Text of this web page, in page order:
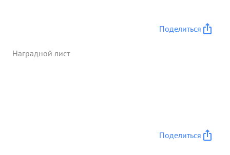
Поделиться
Наградной лист
Поделиться